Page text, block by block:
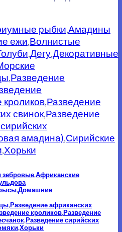
рыбки,Амадины
ежи,Волнистые
,Дегу,Декоративные
,Разведение
кроликов,Разведение
свинок,Разведение
амадина),Сирийские
,Хорьки
,Африканские
,Домашние
,Разведение африканских
кроликов,Разведение
,Разведение сирийских
,Хорьки